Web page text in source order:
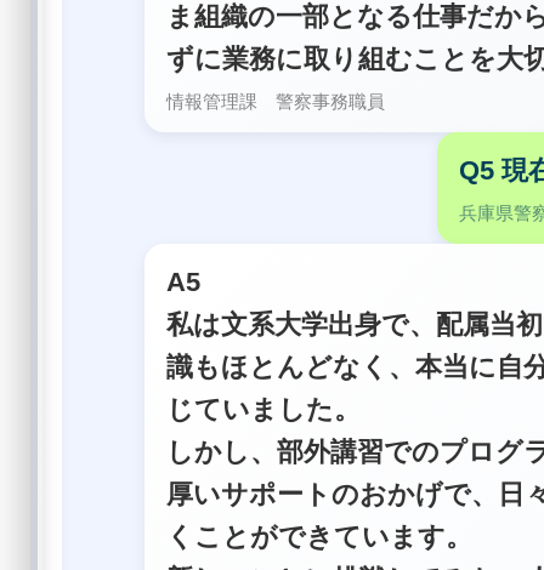
ま組織の一部となる仕事だか
ずに業務に取り組むことを大
情報管理課 警察事務職員
Q5 現
兵庫県警
A5
私は文系大学出身で、配属当
識もほとんどなく、本当に自
じていました。
しかし、部外講習でのプログ
厚いサポートのおかげで、日
くことができています。